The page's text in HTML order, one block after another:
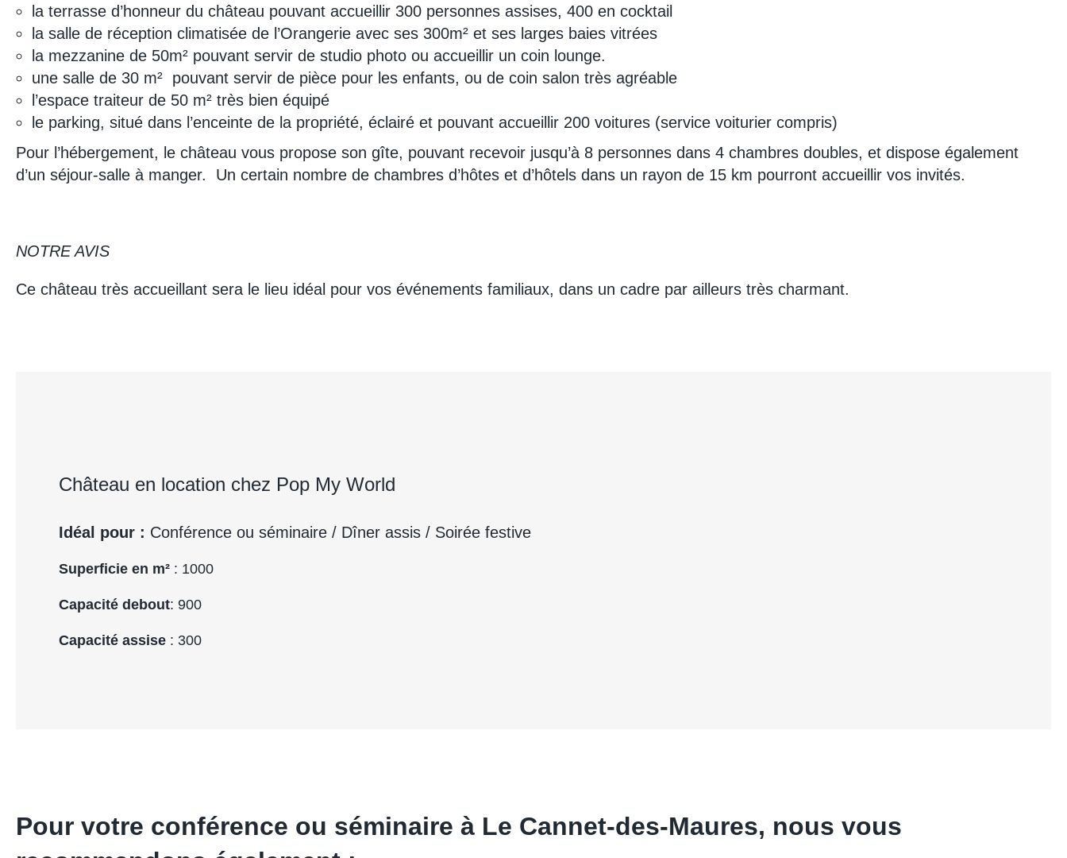
la terrasse d’honneur du château pouvant accueillir 300 personnes assises, 400 en cocktail
la salle de réception climatisée de l’Orangerie avec ses 300m² et ses larges baies vitrées
la mezzanine de 50m² pouvant servir de studio photo ou accueillir un coin lounge.
une salle de 30 m² pouvant servir de pièce pour les enfants, ou de coin salon très agréable
l’espace traiteur de 50 m² très bien équipé
le parking, situé dans l’enceinte de la propriété, éclairé et pouvant accueillir 200 voitures (service voiturier compris)
Pour l’hébergement, le château vous propose son gîte, pouvant recevoir jusqu’à 8 personnes dans 4 chambres doubles, et dispose également
d’un séjour-salle à manger. Un certain nombre de chambres d’hôtes et d’hôtels dans un rayon de 15 km pourront accueillir vos invités.
NOTRE AVIS
Ce château très accueillant sera le lieu idéal pour vos événements familiaux, dans un cadre par ailleurs très charmant.
Château en location chez Pop My World
Idéal pour : Conférence ou séminaire / Dîner assis / Soirée festive
Superficie en m² : 1000
Capacité debout: 900
Capacité assise : 300
Pour votre conférence ou séminaire à Le Cannet-des-Maures, nous vous